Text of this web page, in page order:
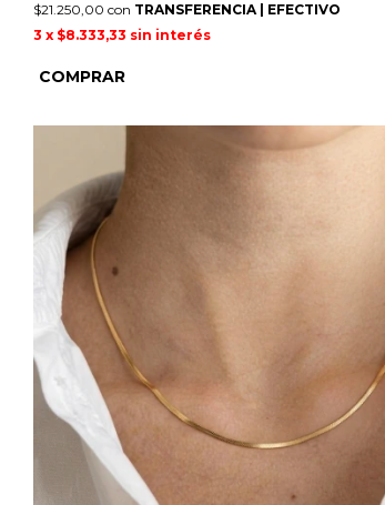
$21.250,00 con TRANSFERENCIA | EFECTIVO
3 x $8.333,33 sin interés